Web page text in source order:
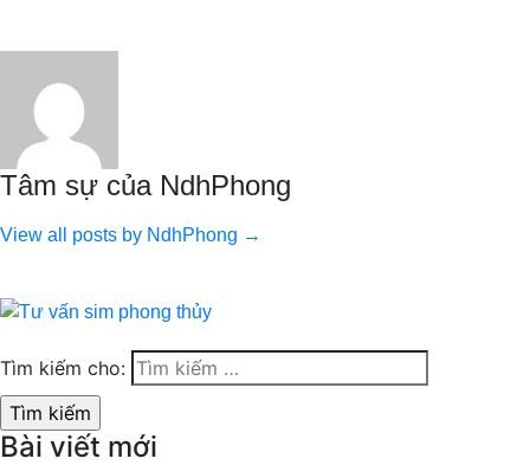
Tâm sự của NdhPhong
View all posts by NdhPhong →
Tìm kiếm cho:
Bài viết mới